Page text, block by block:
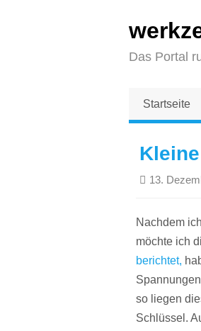
Das Portal
Startseite
13.
Nachdem
möchte ich
berichtet,
so liegen
Schlüssel.